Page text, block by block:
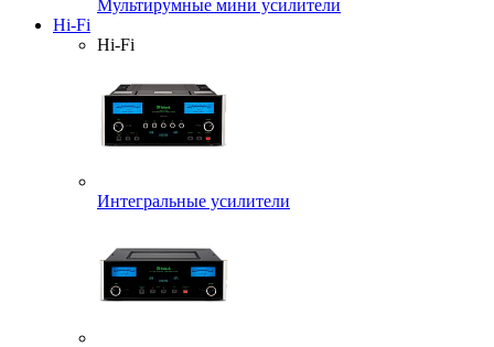
Мультирумные мини усилители
Hi-Fi
Hi-Fi
Интегральные усилители